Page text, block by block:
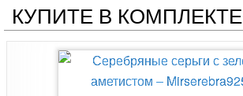
КУПИТЕ В КОМПЛЕКТЕ